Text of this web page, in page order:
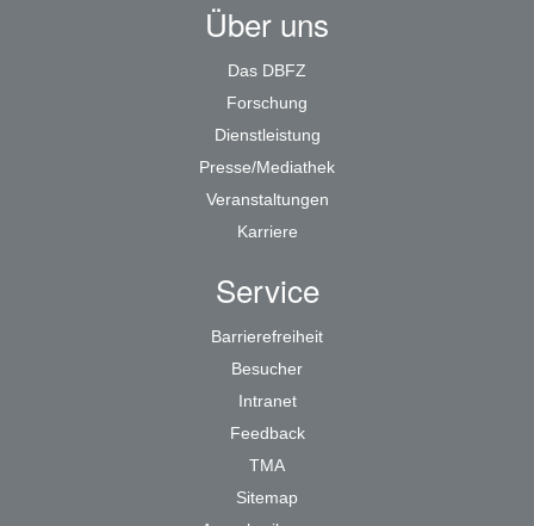
Über uns
Das DBFZ
Forschung
Dienstleistung
Presse/Mediathek
Veranstaltungen
Karriere
Service
Barrierefreiheit
Besucher
Intranet
Feedback
TMA
Sitemap